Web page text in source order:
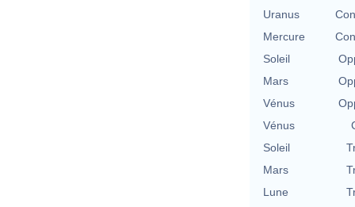
Uranus
Mercure
Soleil
Mars
Vénus
Vénus
Soleil
Mars
Lune